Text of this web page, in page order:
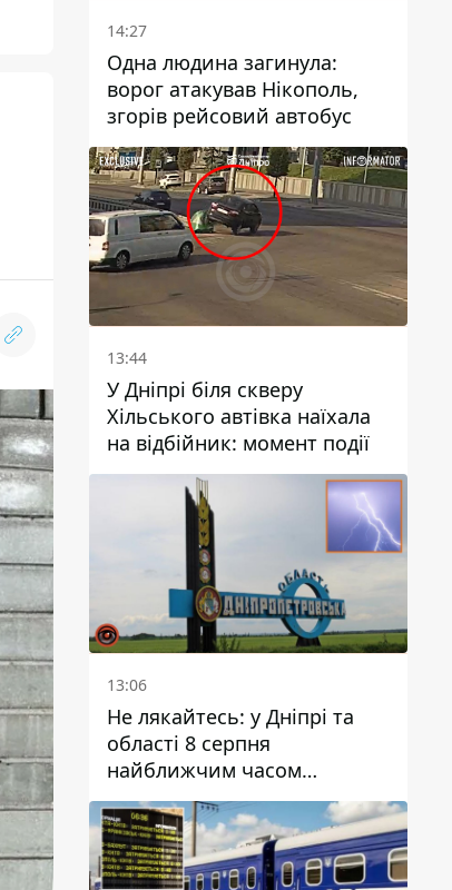
14:27
Одна людина загинула:
ворог атакував Нікополь,
згорів рейсовий автобус
13:44
У Дніпрі біля скверу
Хільського автівка наїхала
на відбійник: момент події
13:06
Не лякайтесь: у Дніпрі та
області 8 серпня
найближчим часом
очікується гроза